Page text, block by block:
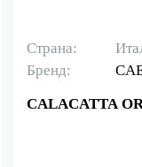
Страна:
Бренд:
CALACATTA